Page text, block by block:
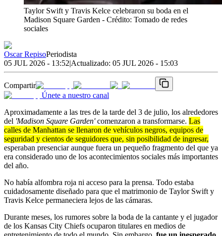
Taylor Swift y Travis Kelce celebraron su boda en el
Madison Square Garden - Crédito: Tomado de redes
sociales
Oscar RepisoPeriodista
05 JUL 2026 - 13:52|Actualizado: 05 JUL 2026 - 15:03
Compartir
Únete a nuestro canal
Aproximadamente a las tres de la tarde del 3 de julio, los alrededores
del 'Madison Square Garden'comenzaron a transformarse. Las
calles de Manhattan se llenaron de vehículos negros, equipos de
seguridad y cientos de seguidores que, sin posibilidad de ingresar,
esperaban presenciar aunque fuera un pequeño fragmento del que ya
era considerado uno de los acontecimientos sociales más importantes
del año.
No había alfombra roja ni acceso para la prensa. Todo estaba
cuidadosamente diseñado para que el matrimonio de Taylor Swift y
Travis Kelce permaneciera lejos de las cámaras.
Durante meses, los rumores sobre la boda de la cantante y el jugador
de los Kansas City Chiefs ocuparon titulares en medios de